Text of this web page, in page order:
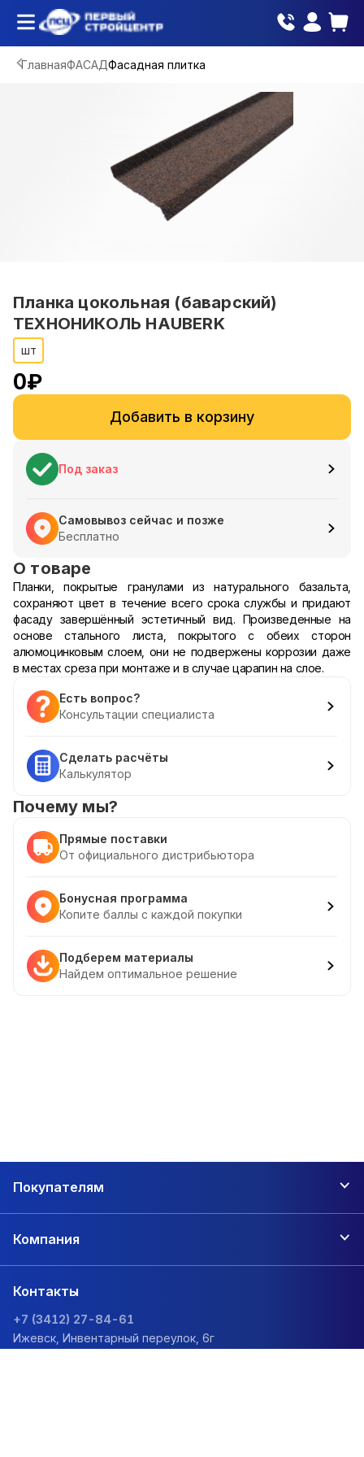
ГлавнаяФАСАДФасадная плитка
Планка цокольная (баварский)
ТЕХНОНИКОЛЬ HAUBERK
шт
0₽
Добавить в корзину
Под заказ
Самовывоз сейчас и позже
Бесплатно
О товаре
Планки, покрытые гранулами из натурального базальта,
сохраняют цвет в течение всего срока службы и придают
фасаду завершённый эстетичный вид. Произведенные на
основе стального листа, покрытого с обеих сторон
алюмоцинковым слоем, они не подвержены коррозии даже
в местах среза при монтаже и в случае царапин на слое.
Есть вопрос?
Консультации специалиста
Сделать расчёты
Калькулятор
Почему мы?
Прямые поставки
От официального дистрибьютора
Бонусная программа
Копите баллы с каждой покупки
Подберем материалы
Найдем оптимальное решение
Покупателям
Компания
Контакты
+7 (3412) 27-84-61
Ижевск, Инвентарный переулок, 6г